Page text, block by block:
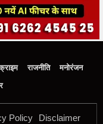
राजनीति
मनोरंजन
Policy
Disclaimer